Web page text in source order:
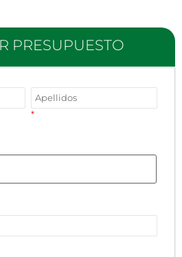
PRESUPUESTO
*